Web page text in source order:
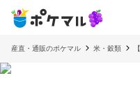
産直・通販のポケマル 米・穀類